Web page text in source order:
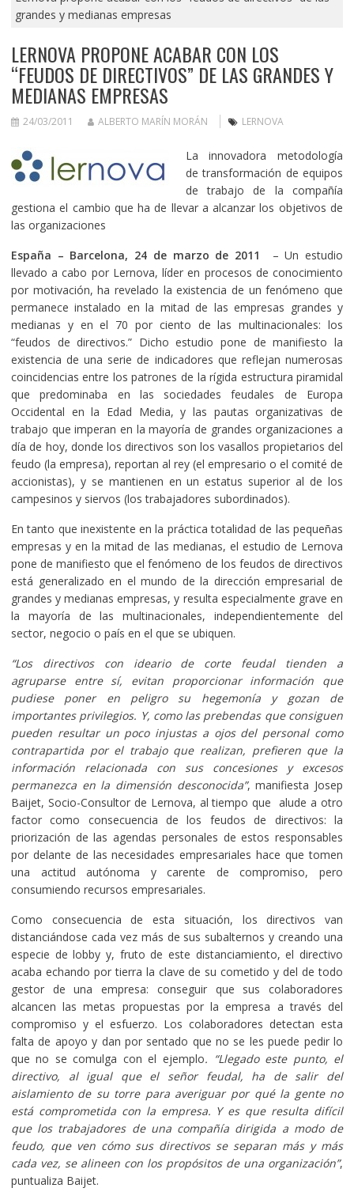
grandes y medianas empresas
LERNOVA PROPONE ACABAR CON LOS
“FEUDOS DE DIRECTIVOS” DE LAS GRANDES Y
MEDIANAS EMPRESAS
24/03/2011 ALBERTO MARÍN MORÁN LERNOVA
La innovadora metodología
de transformación de equipos
de trabajo de la compañía
gestiona el cambio que ha de llevar a alcanzar los objetivos de
las organizaciones
España – Barcelona, 24 de marzo de 2011
– Un estudio
llevado a cabo por Lernova, líder en procesos de conocimiento
por motivación, ha revelado la existencia de un fenómeno que
permanece instalado en la mitad de las empresas grandes y
medianas y en el 70 por ciento de las multinacionales: los
“feudos de directivos.” Dicho estudio pone de manifiesto la
existencia de una serie de indicadores que reflejan numerosas
coincidencias entre los patrones de la rígida estructura piramidal
que predominaba en las sociedades feudales de Europa
Occidental en la Edad Media, y las pautas organizativas de
trabajo que imperan en la mayoría de grandes organizaciones a
día de hoy, donde los directivos son los vasallos propietarios del
feudo (la empresa), reportan al rey (el empresario o el comité de
accionistas), y se mantienen en un estatus superior al de los
campesinos y siervos (los trabajadores subordinados).
En tanto que inexistente en la práctica totalidad de las pequeñas
empresas y en la mitad de las medianas, el estudio de Lernova
pone de manifiesto que el fenómeno de los feudos de directivos
está generalizado en el mundo de la dirección empresarial de
grandes y medianas empresas, y resulta especialmente grave en
la mayoría de las multinacionales, independientemente del
sector, negocio o país en el que se ubiquen.
“Los directivos con ideario de corte feudal tienden a
agruparse entre sí, evitan proporcionar información que
pudiese poner en peligro su hegemonía y gozan de
importantes privilegios. Y, como las prebendas que consiguen
pueden resultar un poco injustas a ojos del personal como
contrapartida por el trabajo que realizan, prefieren que la
información relacionada con sus concesiones y excesos
permanezca en la dimensión desconocida”, manifiesta Josep
Baijet, Socio-Consultor de Lernova, al tiempo que alude a otro
factor como consecuencia de los feudos de directivos: la
priorización de las agendas personales de estos responsables
por delante de las necesidades empresariales hace que tomen
una actitud autónoma y carente de compromiso, pero
consumiendo recursos empresariales.
Como consecuencia de esta situación, los directivos van
distanciándose cada vez más de sus subalternos y creando una
especie de lobby y, fruto de este distanciamiento, el directivo
acaba echando por tierra la clave de su cometido y del de todo
gestor de una empresa: conseguir que sus colaboradores
alcancen las metas propuestas por la empresa a través del
compromiso y el esfuerzo. Los colaboradores detectan esta
falta de apoyo y dan por sentado que no se les puede pedir lo
que no se comulga con el ejemplo. “Llegado este punto, el
directivo, al igual que el señor feudal, ha de salir del
aislamiento de su torre para averiguar por qué la gente no
está comprometida con la empresa. Y es que resulta difícil
que los trabajadores de una compañía dirigida a modo de
feudo, que ven cómo sus directivos se separan más y más
cada vez, se alineen con los propósitos de una organización”,
puntualiza Baijet.